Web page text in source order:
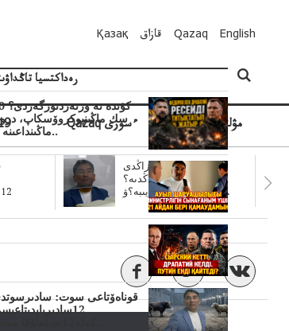
Қазақ قازاق Qazaq English
Qazaq ءسوزى مۋلتيمەديا
سۋبسيديالار زاڭدى
تولەنزاڭدىە؟
سوتتولەنگەناپتار ايىبە؟ۋ..
رەداكتسيا
10 كۇندە
سك ماڭىنپوكروۆسكاپ،
ماڭىنداعىنە ج..
قوناەۆتاعى سوت: